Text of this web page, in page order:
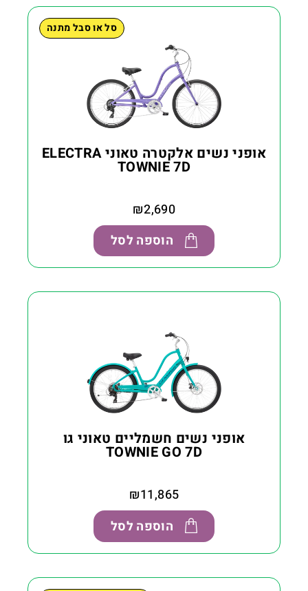
סל או סבל מתנה
אופני נשים אלקטרה טאוני ELECTRA
TOWNIE 7D
₪2,690
הוספה לסל
אופני נשים חשמליים טאוני גו
TOWNIE GO 7D
₪11,865
הוספה לסל